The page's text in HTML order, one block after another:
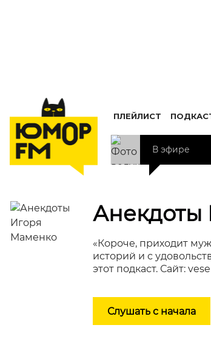
ПЛЕЙЛИСТ
В эфире
Анекдоты
«Короче, приходит
историй и с
этот подкаст. Сайт:
Слушать с начала